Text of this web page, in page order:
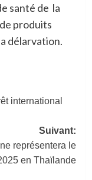
santé de la
produits
délarvation.
international
Suivant:
représentera le
en Thaïlande